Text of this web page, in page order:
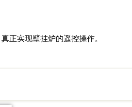
正实现壁挂炉的遥控操作。